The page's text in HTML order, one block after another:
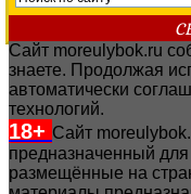
Сайт moreulybok.ru
знаете. Продолжая
автоматически
технологий.
18+ Сайт
предназначенный
размещённые на